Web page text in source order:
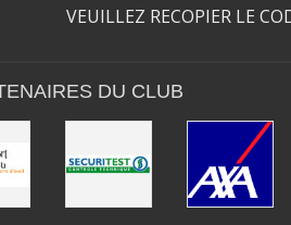
VEUILLEZ RECOPIER LE
DU CLUB